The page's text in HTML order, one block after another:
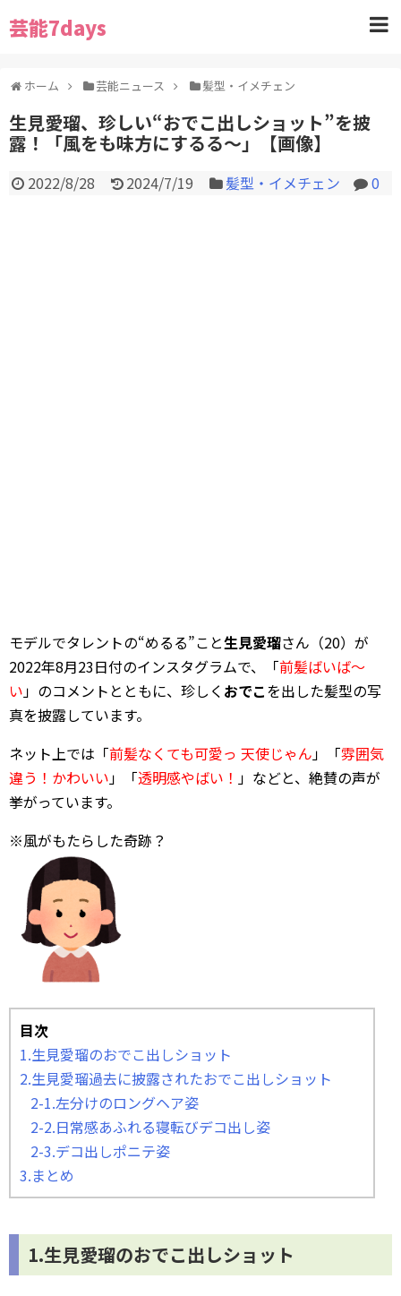
芸能7days
ホーム 芸能ニュース 髪型・イメチェン
生見愛瑠、珍しい“おでこ出しショット”を披
露！「風をも味方にするる～」【画像】
2022/8/28 2024/7/19 髪型・イメチェン 0
モデルでタレントの“めるる”こと生見愛瑠さん（20）が
2022年8月23日付のインスタグラムで、「前髪ばいば～
い」のコメントとともに、珍しく おでこを出した髪型の写
真を披露しています。
ネット上では「前髪なくても可愛っ 天使じゃん」「雰囲気
違う！かわいい」「透明感やばい！ 」などと、絶賛の声が
挙がっています。
※風がもたらした奇跡？
目次
1.生見愛瑠のおでこ出しショット
2.生見愛瑠過去に披露されたおでこ出しショット
2-1.左分けのロングヘア姿
2-2.日常感あふれる寝転びデコ出し姿
2-3.デコ出しポニテ姿
3.まとめ
1.生見愛瑠のおでこ出しショット